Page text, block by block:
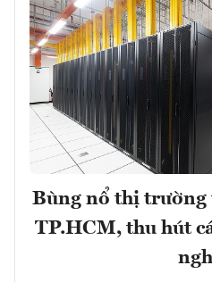
Bùng nổ thị
TP.HCM, thu hút